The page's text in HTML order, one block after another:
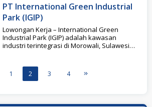
PT International Green Industrial
Park (IGIP)
Lowongan Kerja – International Green
Industrial Park (IGIP) adalah kawasan
industri terintegrasi di Morowali, Sulawesi
1 2 3 4